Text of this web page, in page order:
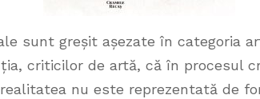
sunt greșit așezate în categoria
criticilor de artă, că în procesul
nu este reprezentată de